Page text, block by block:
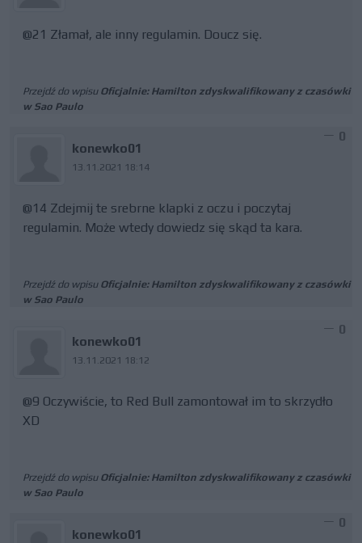
@21 Złamał, ale inny regulamin. Doucz się.
Przejdź do wpisu Oficjalnie: Hamilton zdyskwalifikowany z czasówki
w Sao Paulo
konewko01
13.11.2021 18:14
0
@14 Zdejmij te srebrne klapki z oczu i poczytaj
regulamin. Może wtedy dowiedz się skąd ta kara.
Przejdź do wpisu Oficjalnie: Hamilton zdyskwalifikowany z czasówki
w Sao Paulo
konewko01
13.11.2021 18:12
0
@9 Oczywiście, to Red Bull zamontował im to skrzydło
XD
Przejdź do wpisu Oficjalnie: Hamilton zdyskwalifikowany z czasówki
w Sao Paulo
konewko01
0